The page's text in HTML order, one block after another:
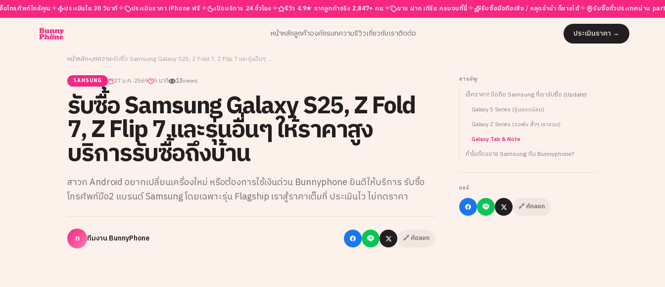
ใกล้คุณ✦ ประเมินใน 30 วินาที✦ ประเมินราคา iPhone ฟรี✦ เปิดบริการ 24 ชั่วโมง ✦ รีวิว 4.9★ จากลูกค้าจริง 2,847+ คน✦ ขาย ฝาก เทิร์น ครบจบที่นี่✦ รับซื้อมือถือเสีย / หลุดจำนำ ก็ขายได้✦ รับซื้อทั่วประเทศผ่าน partner ✦
หน้าหลักลูกค้าองค์กรบทความรีวิวเกี่ยวกับเราติดต่อ ประเมินราคา →
หน้าหลัก›บทความ› รับซื้อ Samsung Galaxy S25, Z Fold 7, Z Flip 7 และรุ่นอื่นๆ ให้ราคาสูง บริการรับซื้อถึงบ้าน
SAMSUNG 27 ม.ค. 2569 5 นาที 13views
รับซื้อ Samsung Galaxy S25, Z Fold
7, Z Flip 7 และรุ่นอื่นๆ ให้ราคาสูง
บริการรับซื้อถึงบ้าน
สาวก Android อยากเปลี่ยนเครื่องใหม่ หรือต้องการใช้เงินด่วน Bunnyphone ยินดีให้บริการ รับซื้อ
โทรศัพท์มือ2 แบรนด์ Samsung โดยเฉพาะรุ่น Flagship เราสู้ราคาเต็มที่ ประเมินไว ไม่กดราคา
ท ทีมงาน BunnyPhone 🔗 คัดลอก
สารบัญ
เช็คราคา! มือถือ Samsung ที่เรารับซื้อ (Update)
Galaxy S Series (รุ่นยอดนิยม)
Galaxy Z Series (จอพับ ล้ำๆ เราชอบ)
Galaxy Tab & Note
ทำไมต้องขาย Samsung กับ Bunnyphone?
แชร์
🔗 คัดลอก